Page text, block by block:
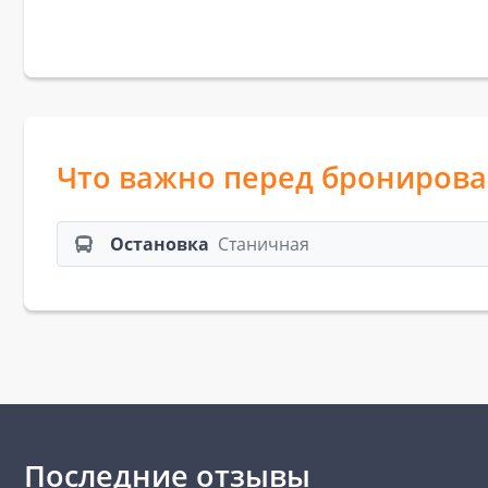
Что важно перед
Остановка Станичная
Последние отзывы